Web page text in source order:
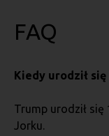
FAQ
Kiedy urodził się
Trump urodził się
Jorku.